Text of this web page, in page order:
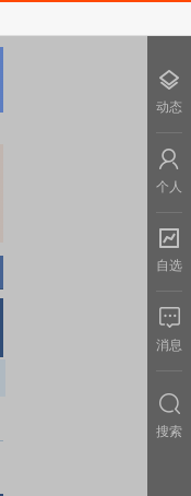
动态
个人
自选
消息
搜索